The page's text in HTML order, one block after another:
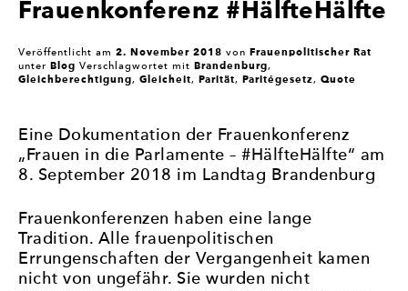
Frauenkonferenz #HälfteHälfte
Veröffentlicht am 2. November 2018 von Frauenpolitischer Rat
unter Blog Verschlagwortet mit Brandenburg,
Gleichberechtigung, Gleicheit, Parität, Paritégesetz, Quote
Eine Dokumentation der Frauenkonferenz
„Frauen in die Parlamente – #HälfteHälfte“ am
8. September 2018 im Landtag Brandenburg
Frauenkonferenzen haben eine lange
Tradition. Alle frauenpolitischen
Errungenschaften der Vergangenheit kamen
nicht von ungefähr. Sie wurden nicht